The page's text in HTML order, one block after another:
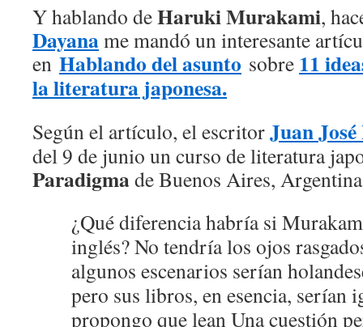
Y hablando deHaruki Murakami,
Dayaname mandó un interesante
en Hablando del asunto sobre 11
la literatura japonesa.
Según el artículo, el escritorJuan
del 9 de junio un curso de literatura
Paradigmade Buenos Aires,
¿Qué diferencia habría si
inglés? No tendría los ojos
algunos escenarios serían
pero sus libros, en esencia, serían
propongo que lean Una cuestión